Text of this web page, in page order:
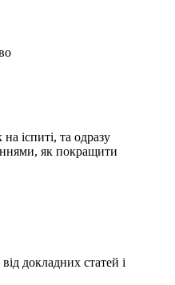
іспиті, та одразу
як покращити
докладних статей і